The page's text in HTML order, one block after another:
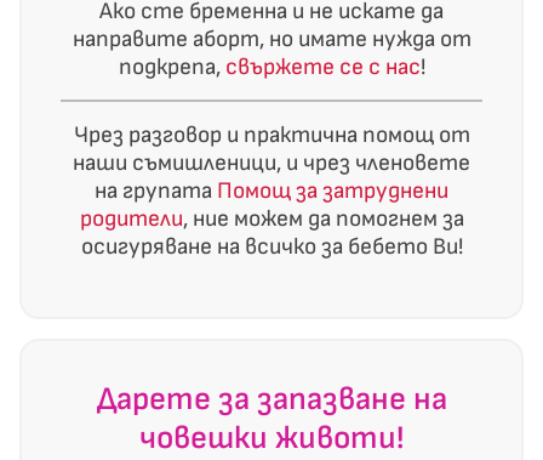
Ако сте бременна и не искате да
направите аборт, но имате нужда от
подкрепа, свържете се с нас!
Чрез разговор и практична помощ от
наши съмишленици, и чрез членовете
на групата Помощ за затруднени
родители, ние можем да помогнем за
осигуряване на всичко за бебето Ви!
Дарете за запазване на
човешки животи!